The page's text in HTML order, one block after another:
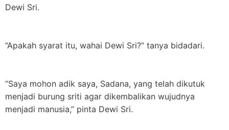
Dewi Sri.
“Apakah syarat itu, wahai Dewi Sri?” tanya bidadari.
“Saya mohon adik saya, Sadana, yang telah dikutuk
menjadi burung sriti agar dikembalikan wujudnya
menjadi manusia,” pinta Dewi Sri.